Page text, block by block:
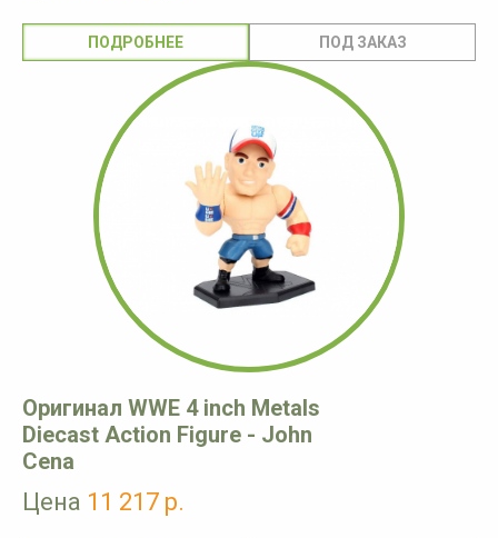
ПОДРОБНЕЕ
Оригинал WWE 4 inch Metals
Diecast Action Figure - John
Cena
Цена 11 217 р.